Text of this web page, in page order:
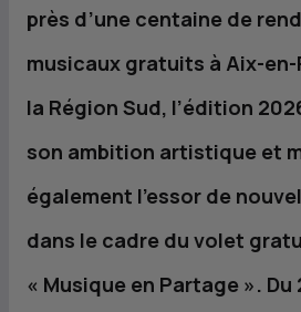
près d’une centaine de
musicaux gratuits à Aix-
la Région Sud, l’édition
son ambition artistique et
également l’essor de
dans le cadre du volet
« Musique en Partage ». Du